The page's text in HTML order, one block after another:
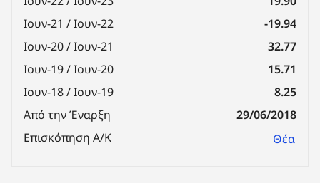
Ιουν-21 / Ιουν-22
-19.94
Ιουν-20 / Ιουν-21
32.77
Ιουν-19 / Ιουν-20
15.71
Ιουν-18 / Ιουν-19
8.25
Από την Έναρξη
29/06/2018
Επισκόπηση Α/Κ
Θέα